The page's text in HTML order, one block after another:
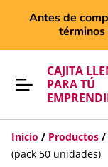
Antes de
términos
CAJITA
PARA TÚ
Inicio / Productos /
(pack 50 unidades)